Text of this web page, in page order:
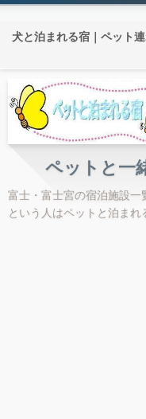
犬と泊まれる宿｜ペット
ペットと一
富士・富士宮の宿泊施設一
という人はペットと泊まれ